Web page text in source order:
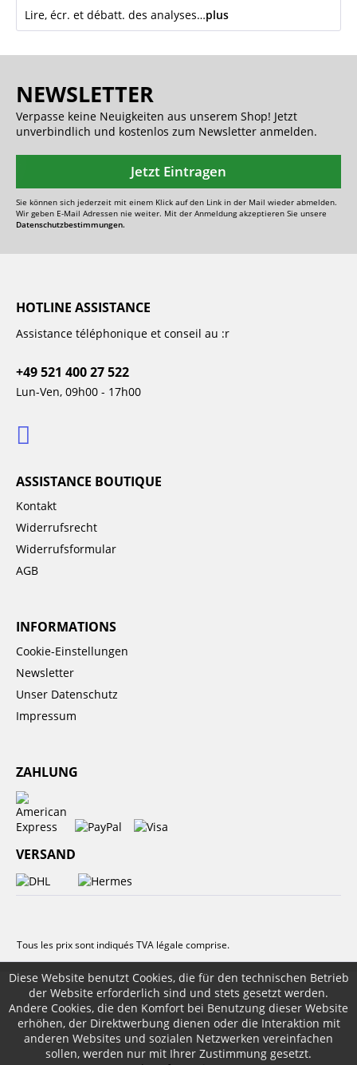
Lire, écr. et débatt. des analyses…plus
NEWSLETTER
Verpasse keine Neuigkeiten aus unserem Shop! Jetzt
unverbindlich und kostenlos zum Newsletter anmelden.
Jetzt Eintragen
Sie können sich jederzeit mit einem Klick auf den Link in der Mail wieder abmelden.
Wir geben E-Mail Adressen nie weiter. Mit der Anmeldung akzeptieren Sie unsere
Datenschutzbestimmungen.
HOTLINE ASSISTANCE
Assistance téléphonique et conseil au :r
+49 521 400 27 522
Lun-Ven, 09h00 - 17h00
ASSISTANCE BOUTIQUE
Kontakt
Widerrufsrecht
Widerrufsformular
AGB
INFORMATIONS
Cookie-Einstellungen
Newsletter
Unser Datenschutz
Impressum
ZAHLUNG
VERSAND
Tous les prix sont indiqués TVA légale comprise.
Diese Website benutzt Cookies, die für den technischen Betrieb
der Website erforderlich sind und stets gesetzt werden.
Andere Cookies, die den Komfort bei Benutzung dieser Website
erhöhen, der Direktwerbung dienen oder die Interaktion mit
anderen Websites und sozialen Netzwerken vereinfachen
sollen, werden nur mit Ihrer Zustimmung gesetzt.